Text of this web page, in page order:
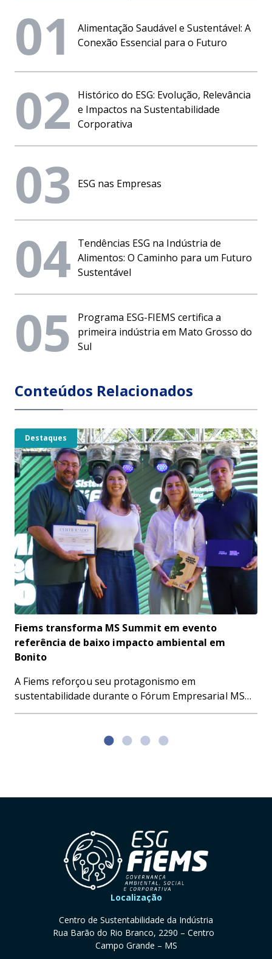
01
Alimentação Saudável e Sustentável: A
Conexão Essencial para o Futuro
02
Histórico do ESG: Evolução, Relevância
e Impactos na Sustentabilidade
Corporativa
03 ESG nas Empresas
04 Tendências ESG na Indústria de
Alimentos: O Caminho para um Futuro
Sustentável
05
Programa ESG-FIEMS certifica a
primeira indústria em Mato Grosso do
Sul
Conteúdos Relacionados
Destaques
Fiems transforma MS Summit em evento
referência de baixo impacto ambiental em
Bonito
A Fiems reforçou seu protagonismo em
sustentabilidade durante o Fórum Empresarial MS
Summit, realizado em Bonito, ao implementar duas
patamar de responsabilidade ambiental: a gestão de
[…]
Localização
Centro de Sustentabilidade da Indústria
Rua Barão do Rio Branco, 2290 – Centro
Campo Grande – MS